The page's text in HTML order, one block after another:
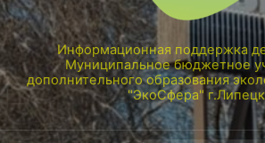
Информационная поддержка
Муниципальное бюджетное
дополнительного образования
"ЭкоСфера"